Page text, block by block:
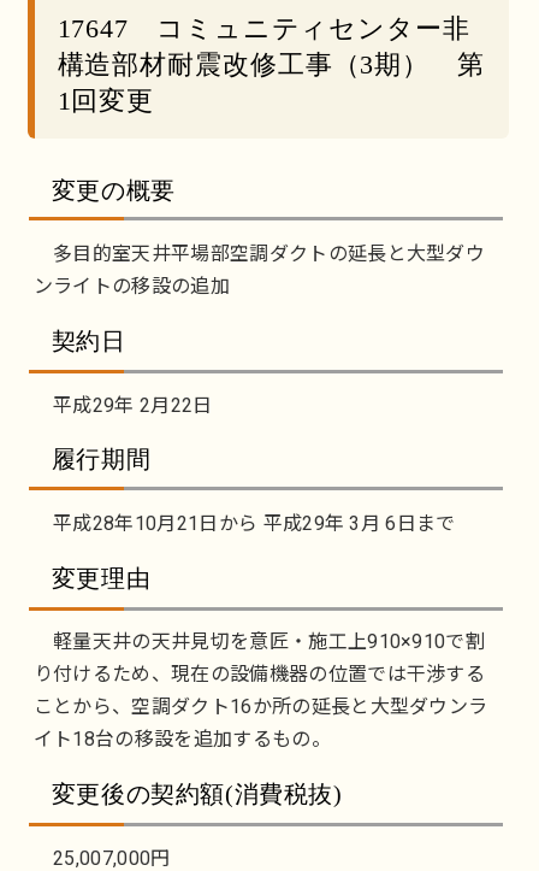
17647 コミュニティセンター非
構造部材耐震改修工事（3期） 第
1回変更
変更の概要
多目的室天井平場部空調ダクトの延長と大型ダウ
ンライトの移設の追加
契約日
平成29年 2月22日
履行期間
平成28年10月21日から 平成29年 3月 6日まで
変更理由
軽量天井の天井見切を意匠・施工上910×910で割
り付けるため、現在の設備機器の位置では干渉する
ことから、空調ダクト16か所の延長と大型ダウンラ
イト18台の移設を追加するもの。
変更後の契約額(消費税抜)
25,007,000円